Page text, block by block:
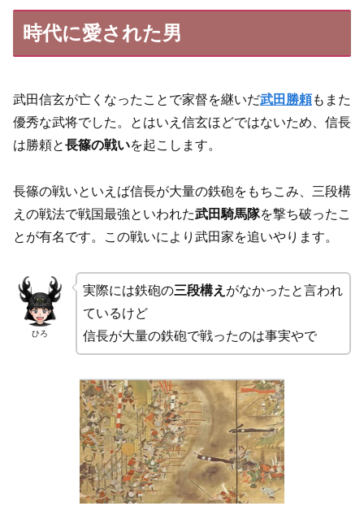
時代に愛された男
武田信玄が亡くなったことで家督を継いだ武田勝頼もまた
優秀な武将でした。とはいえ信玄ほどではないため、信長
は勝頼と長篠の戦いを起こします。
長篠の戦いといえば信長が大量の鉄砲をもちこみ、三段構
えの戦法で戦国最強といわれた武田騎馬隊を撃ち破ったこ
とが有名です。この戦いにより武田家を追いやります。
ひろ
実際には鉄砲の三段構え がなかったと言われ
ているけど
信長が大量の鉄砲で戦ったのは事実やで